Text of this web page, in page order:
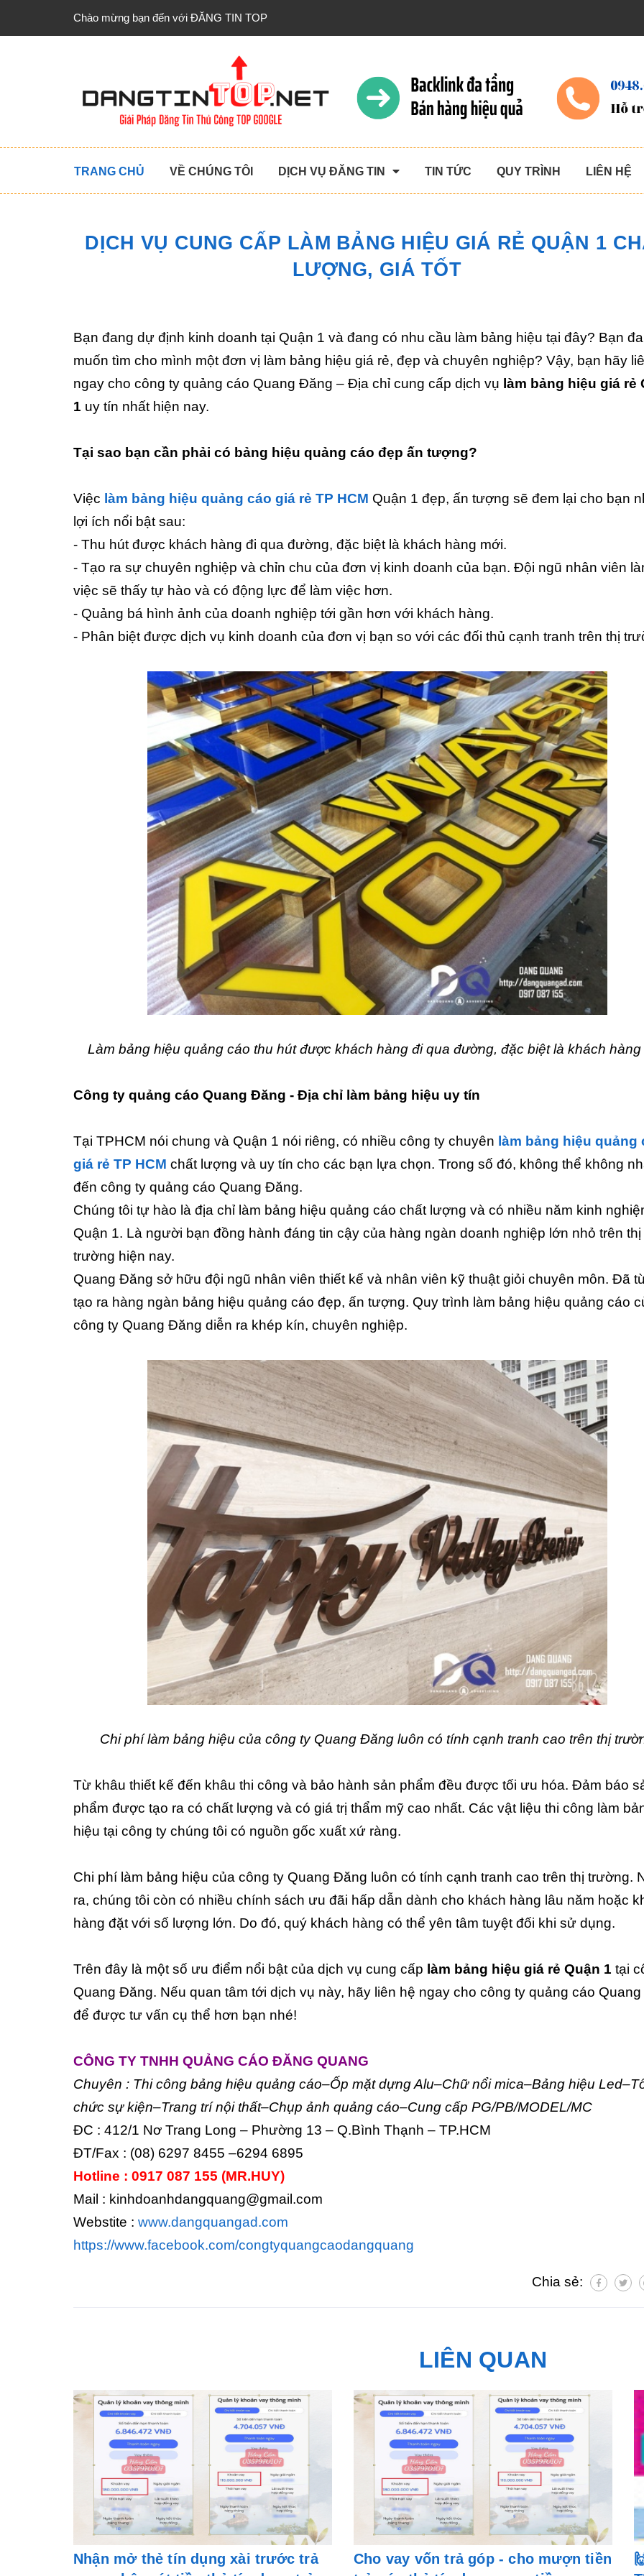
Chào mừng bạn đến với ĐĂNG TIN TOP
TRANG CHỦ VỀ CHÚNG TÔI DỊCH VỤ ĐĂNG TIN TIN TỨC QUY TRÌNH LIÊN HỆ
DỊCH VỤ CUNG CẤP LÀM BẢNG HIỆU GIÁ RẺ QUẬN 1
LƯỢNG, GIÁ TỐT
Bạn đang dự định kinh doanh tại Quận 1 và đang có nhu cầu làm bảng hiệu tại đây? Bạn
muốn tìm cho mình một đơn vị làm bảng hiệu giá rẻ, đẹp và chuyên nghiệp? Vậy, bạn hãy
ngay cho công ty quảng cáo Quang Đăng – Địa chỉ cung cấp dịch vụ làm bảng hiệu giá rẻ
1 uy tín nhất hiện nay.
Tại sao bạn cần phải có bảng hiệu quảng cáo đẹp ấn tượng?
Việc làm bảng hiệu quảng cáo giá rẻ TP HCM Quận 1 đẹp, ấn tượng sẽ đem lại cho bạn
lợi ích nổi bật sau:
- Thu hút được khách hàng đi qua đường, đặc biệt là khách hàng mới.
- Tạo ra sự chuyên nghiệp và chỉn chu của đơn vị kinh doanh của bạn. Đội ngũ nhân viên
việc sẽ thấy tự hào và có động lực để làm việc hơn.
- Quảng bá hình ảnh của doanh nghiệp tới gần hơn với khách hàng.
- Phân biệt được dịch vụ kinh doanh của đơn vị bạn so với các đối thủ cạnh tranh trên thị
Làm bảng hiệu quảng cáo thu hút được khách hàng đi qua đường, đặc biệt là khách hàng
Công ty quảng cáo Quang Đăng - Địa chỉ làm bảng hiệu uy tín
Tại TPHCM nói chung và Quận 1 nói riêng, có nhiều công ty chuyên làm bảng hiệu quảng
giá rẻ TP HCM chất lượng và uy tín cho các bạn lựa chọn. Trong số đó, không thể không
đến công ty quảng cáo Quang Đăng.
Chúng tôi tự hào là địa chỉ làm bảng hiệu quảng cáo chất lượng và có nhiều năm kinh
Quận 1. Là người bạn đồng hành đáng tin cậy của hàng ngàn doanh nghiệp lớn nhỏ trên thị
trường hiện nay.
Quang Đăng sở hữu đội ngũ nhân viên thiết kế và nhân viên kỹ thuật giỏi chuyên môn. Đã
tạo ra hàng ngàn bảng hiệu quảng cáo đẹp, ấn tượng. Quy trình làm bảng hiệu quảng cáo
công ty Quang Đăng diễn ra khép kín, chuyên nghiệp.
Chi phí làm bảng hiệu của công ty Quang Đăng luôn có tính cạnh tranh cao trên thị
Từ khâu thiết kế đến khâu thi công và bảo hành sản phẩm đều được tối ưu hóa. Đảm báo
phẩm được tạo ra có chất lượng và có giá trị thẩm mỹ cao nhất. Các vật liệu thi công làm
hiệu tại công ty chúng tôi có nguồn gốc xuất xứ ràng.
Chi phí làm bảng hiệu của công ty Quang Đăng luôn có tính cạnh tranh cao trên thị trường.
ra, chúng tôi còn có nhiều chính sách ưu đãi hấp dẫn dành cho khách hàng lâu năm hoặc
hàng đặt với số lượng lớn. Do đó, quý khách hàng có thể yên tâm tuyệt đối khi sử dụng.
Trên đây là một số ưu điểm nổi bật của dịch vụ cung cấp làm bảng hiệu giá rẻ Quận 1 tại
Quang Đăng. Nếu quan tâm tới dịch vụ này, hãy liên hệ ngay cho công ty quảng cáo
để được tư vấn cụ thể hơn bạn nhé!
CÔNG TY TNHH QUẢNG CÁO ĐĂNG QUANG
Chuyên : Thi công bảng hiệu quảng cáo–Ốp mặt dựng Alu–Chữ nổi mica–Bảng hiệu
chức sự kiện–Trang trí nội thất–Chụp ảnh quảng cáo–Cung cấp PG/PB/MODEL/MC
ĐC : 412/1 Nơ Trang Long – Phường 13 – Q.Bình Thạnh – TP.HCM
ĐT/Fax : (08) 6297 8455 –6294 6895
Hotline : 0917 087 155 (MR.HUY)
Mail : kinhdoanhdangquang@gmail.com
Webstite : www.dangquangad.com
https://www.facebook.com/congtyquangcaodangquang
Chia sẻ:
LIÊN QUAN
Nhận mở thẻ tín dụng xài trước trả
Cho vay vốn trả góp - cho mượn tiền